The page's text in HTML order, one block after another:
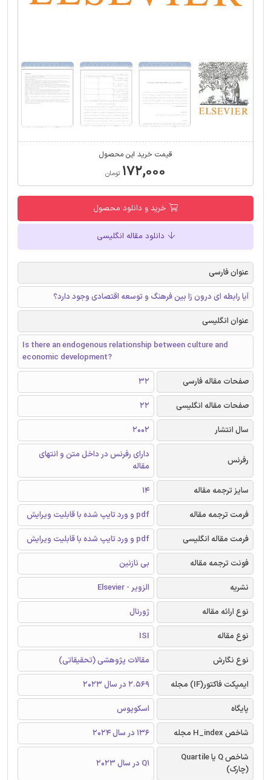
قیمت خرید این محصول
۱۷۲,۰۰۰ تومان
خرید و دانلود محصول
دانلود مقاله انگلیسی
عنوان فارسی
آیا رابطه ای درون زا بین فرهنگ و توسعه اقتصادی وجود دارد؟
عنوان انگلیسی
Is there an endogenous relationship between culture and
economic development?
صفحات مقاله فارسی
32
صفحات مقاله انگلیسی
22
سال انتشار
2002
رفرنس
دارای رفرنس در داخل متن و انتهای
مقاله
سایز ترجمه مقاله
14
فرمت ترجمه مقاله
pdf و ورد تایپ شده با قابلیت ویرایش
فرمت مقاله انگلیسی
pdf و ورد تایپ شده با قابلیت ویرایش
فونت ترجمه مقاله
بی نازنین
نشریه
الزویر - Elsevier
نوع ارائه مقاله
ژورنال
نوع مقاله
ISI
نوع نگارش
مقالات پژوهشی (تحقیقاتی)
ایمپکت فاکتور(IF) مجله
2.569 در سال 2023
پایگاه
اسکوپوس
شاخص H_index مجله
136 در سال 2024
شاخص Q یا Quartile
(چارک)
Q1 در سال 2023